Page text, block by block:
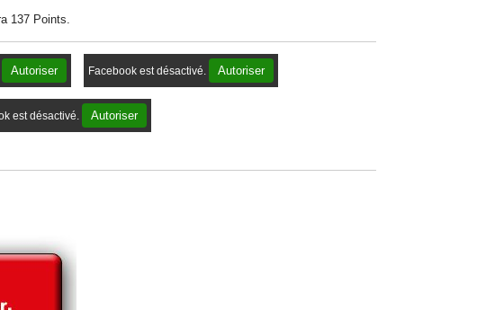
137 Points.
Autoriser Facebook est désactivé. Autoriser
est désactivé. Autoriser